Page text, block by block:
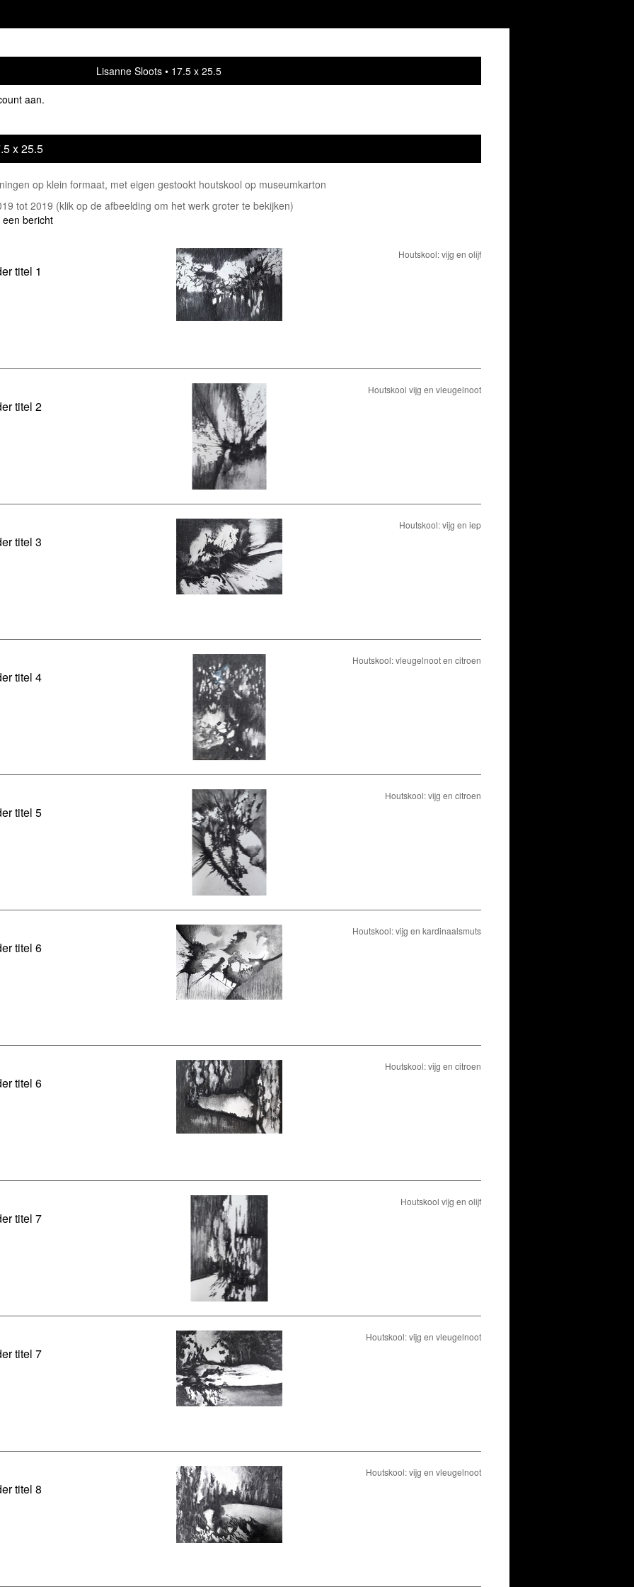
Lisanne Sloots
17.5 x 25.5
aan.
x 25.5
op klein formaat, met eigen gestookt houtskool op museumkarton
tot 2019 (klik op de afbeelding om het werk groter te bekijken)
een bericht
titel 1
Houtskool: vijg en olijf
titel 2
Houtskool vijg en vleugelnoot
titel 3
Houtskool: vijg en iep
titel 4
Houtskool: vleugelnoot en citroen
titel 5
Houtskool: vijg en citroen
titel 6
Houtskool: vijg en kardinaalsmuts
titel 6
Houtskool: vijg en citroen
titel 7
Houtskool vijg en olijf
titel 7
Houtskool: vijg en vleugelnoot
titel 8
Houtskool: vijg en vleugelnoot